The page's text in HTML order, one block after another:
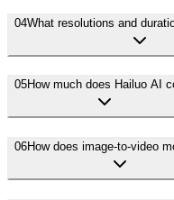
04What resolutions and
05How much does Hailuo AI
06How does image-to-video